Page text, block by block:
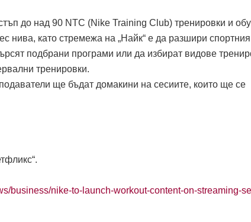
до над 90 NTC (Nike Training Club) тренировки и
нива, като стремежа на „Найк“ е да разшири спортния
подбрани програми или да избират видове
тренировки.
ще бъдат домакини на сесиите, които ще се
business/nike-to-launch-workout-content-on-streaming-